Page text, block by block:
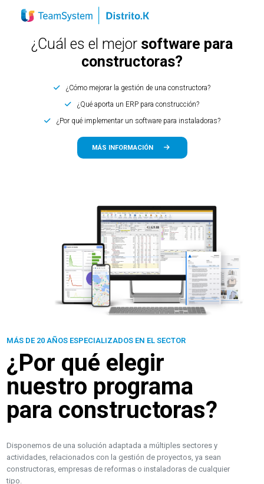
¿Cuál es el mejor software para
constructoras?
¿Cómo mejorar la gestión de una constructora?
¿Qué aporta un ERP para construcción?
¿Por qué implementar un software para instaladoras?
MÁS INFORMACIÓN
MÁS DE 20 AÑOS ESPECIALIZADOS EN EL SECTOR
¿Por qué elegir
nuestro programa
para constructoras?
Disponemos de una solución adaptada a múltiples sectores y
actividades, relacionados con la gestión de proyectos, ya sean
constructoras, empresas de reformas o instaladoras de cualquier
tipo.